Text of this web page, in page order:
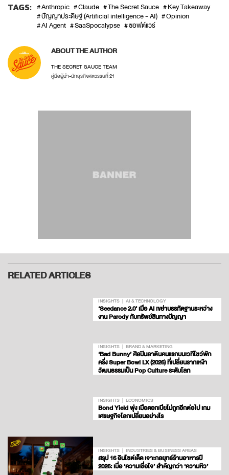
TAGS: Anthropic Claude The Secret Sauce
Key Takeaway
ปัญญาประดิษฐ์ (Artificial intelligence - AI)
Opinion
AI Agent
SaaSpocalypse ซอฟต์แวร์
ABOUT THE AUTHOR
THE SECRET SAUCE TEAM
คู่มือผู้นำ-นักธุรกิจศตวรรษที่ 21
RELATED ARTICLES
INSIGHTS AI & TECHNOLOGY
‘Seedance 2.0’ เมื่อ AI เขย่าบรรทัดฐานระหว่าง
งาน Parody กับทรัพย์สินทางปัญญา
INSIGHTS BRAND & MARKETING
‘Bad Bunny’ ศิลปินลาตินคนแรกบนเวทีโชว์พัก
ครึ่ง Super Bowl LX (2026) ที่เปลี่ยนรากเหง้า
วัฒนธรรมเป็น Pop Culture ระดับโลก
INSIGHTS ECONOMICS
Bond Yield พุ่ง เมื่อดอกเบี้ยไม่ถูกอีกต่อไป เกม
เศรษฐกิจโลกเปลี่ยนอย่างไร
INSIGHTS INDUSTRIES & BUSINESS AREAS
สรุป 16 อินไซต์เด็ด เจาะกลยุทธ์ร้านอาหารปี
2026: เมื่อ ‘ความเชื่อใจ’ สำคัญกว่า ‘ความหิว’